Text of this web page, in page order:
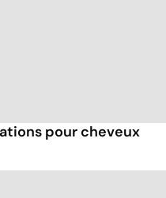
pour cheveux